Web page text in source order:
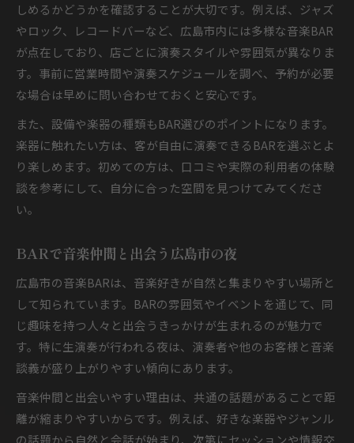
しめるかどうかを確認することが大切です。例えば、ジャズ
やロック、レコードバーなど、広島市内には多様な音楽BAR
が点在しており、店ごとに演奏スタイルや雰囲気が異なりま
す。事前に営業時間や演奏スケジュールを調べ、予約が必要
な場合は早めに問い合わせておくと安心です。
また、設備や楽器の種類もBAR選びのポイントになります。
楽器に触れたい方は、客が自由に演奏できるBARを選ぶとよ
り楽しめます。初めての方は、口コミや実際の利用者の体験
談を参考にして、自分に合った空間を見つけてみてくださ
い。
BARで音楽仲間と出会う広島市の夜
広島市の音楽BARは、音楽好きが自然と集まりやすい場所と
して知られています。BARの雰囲気やイベントを通じて、同
じ趣味を持つ人々と出会うきっかけが生まれるのが魅力で
す。特に生演奏が行われる夜は、演奏者や他のお客様と音楽
談義が盛り上がりやすい傾向にあります。
音楽仲間と出会いやすい理由は、共通の話題があることで距
離が縮まりやすいからです。例えば、好きな楽器やジャンル
の話題から自然と会話が始まり、次第にセッションや情報交